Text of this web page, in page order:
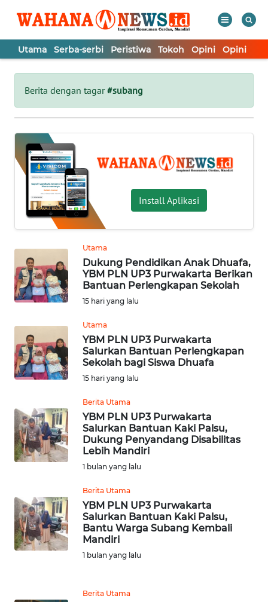
Utama Serba-serbi Peristiwa Tokoh Opini Opini
Berita dengan tagar#subang
Install Aplikasi
Utama
Dukung Pendidikan Anak Dhuafa,
YBM PLN UP3 Purwakarta Berikan
Bantuan Perlengkapan Sekolah
15 hari yang lalu
Utama
YBM PLN UP3 Purwakarta
Salurkan Bantuan Perlengkapan
Sekolah bagi Siswa Dhuafa
15 hari yang lalu
Berita Utama
YBM PLN UP3 Purwakarta
Salurkan Bantuan Kaki Palsu,
Dukung Penyandang Disabilitas
Lebih Mandiri
1 bulan yang lalu
Berita Utama
YBM PLN UP3 Purwakarta
Salurkan Bantuan Kaki Palsu,
Bantu Warga Subang Kembali
Mandiri
1 bulan yang lalu
Berita Utama
Tutup
UTAMA
SERBA-
SERBI
PERISTIWA
TOKOH
OPINI
OPINI
Informasi
INDEKS
BERITA
KAMI
INFO
IKLAN
KAMI
PEDOMAN
MEDIA